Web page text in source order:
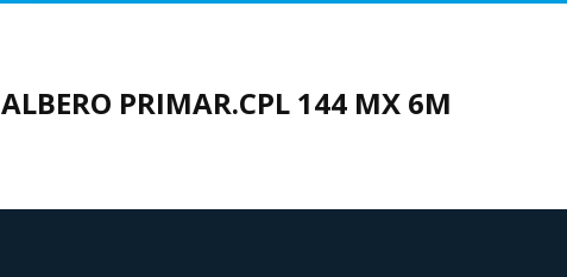
ALBERO PRIMAR.CPL 144 MX 6M